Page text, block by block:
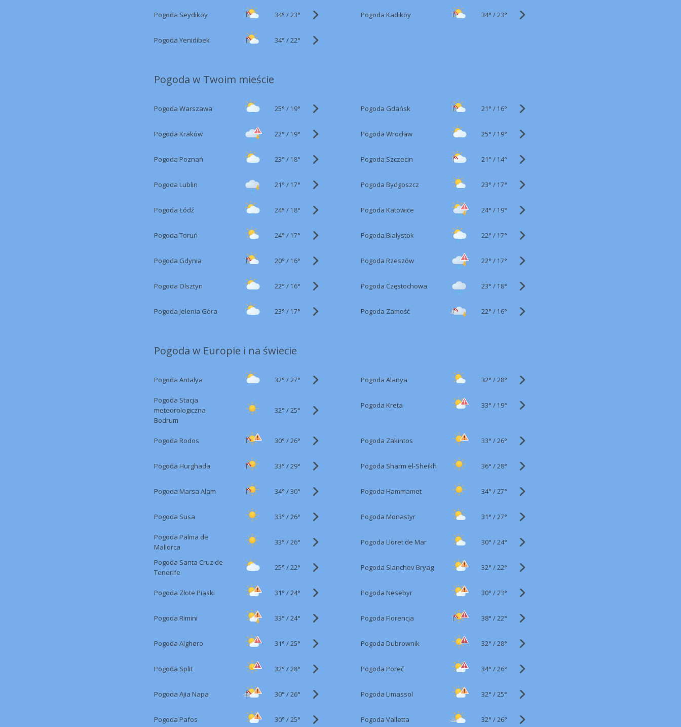
Pogoda Seydiköy 34° /23° Pogoda Kadıköy 34° /23°
Pogoda Yenidibek 34° /22°
Pogoda w Twoim mieście
Pogoda Warszawa 25° / 19° Pogoda Gdańsk 21° / 16°
Pogoda Kraków 22° / 19° Pogoda Wrocław 25° / 19°
Pogoda Poznań 23° / 18° Pogoda Szczecin 21° / 14°
Pogoda Lublin 21° / 17° Pogoda Bydgoszcz 23° / 17°
Pogoda Łódź 24° / 18° Pogoda Katowice 24° / 19°
Pogoda Toruń 24° / 17° Pogoda Białystok 22° / 17°
Pogoda Gdynia 20° / 16° Pogoda Rzeszów 22° / 17°
Pogoda Olsztyn 22° / 16° Pogoda Częstochowa 23° / 18°
Pogoda Jelenia Góra 23° / 17° Pogoda Zamość 22° / 16°
Pogoda w Europie i na świecie
Pogoda Antalya 32° /27° Pogoda Alanya 32° /28°
Pogoda Stacja
meteorologiczna
Bodrum
32° /25°
Pogoda Kreta 33° / 19°
Pogoda Rodos 30° /26° Pogoda Zakintos 33° /26°
Pogoda Hurghada 33° /29° Pogoda Sharm el-Sheikh 36° /28°
Pogoda Marsa Alam 34° /30° Pogoda Hammamet 34° /27°
Pogoda Susa 33° /26° Pogoda Monastyr 31° /27°
Pogoda Palma de
Mallorca
33° /26° Pogoda Lloret de Mar 30° /24°
Pogoda Santa Cruz de
Tenerife
25° /22° Pogoda Slanchev Bryag 32° /22°
Pogoda Złote Piaski 31° /24° Pogoda Nesebyr 30° /23°
Pogoda Rimini 33° /24° Pogoda Florencja 38° /22°
Pogoda Alghero 31° /25° Pogoda Dubrownik 32° /28°
Pogoda Split 32° /28° Pogoda Poreč 34° /26°
Pogoda Ajia Napa 30° /26° Pogoda Limassol 32° /25°
Pogoda Pafos 30° /25° Pogoda Valletta 32° /26°